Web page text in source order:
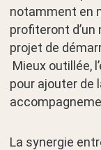
notamment en
profiteront d’un
projet de
Mieux outillée,
pour ajouter de
La synergie